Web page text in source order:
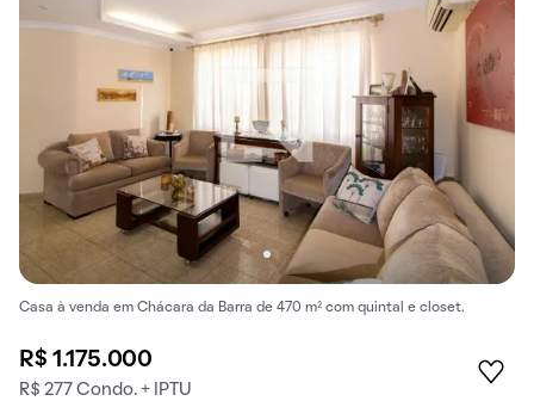
Casa à venda em Chácara da Barra de 470 m² com quintal e closet.
R$ 1.175.000
R$ 277 Condo. + IPTU